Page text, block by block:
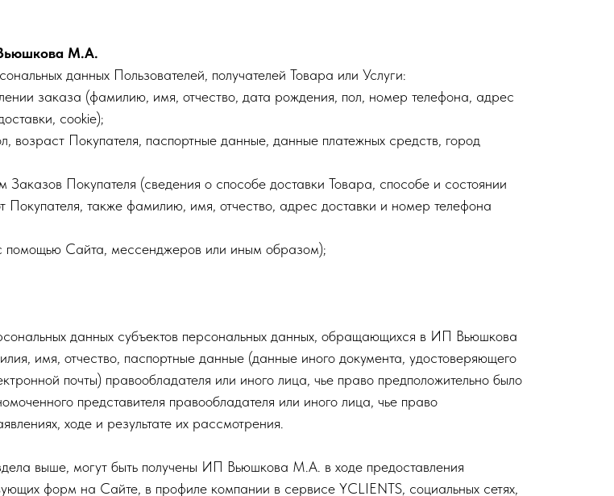
М.А.
данных Пользователей, получателей Товара или Услуги:
заказа (фамилию, имя, отчество, дата рождения, пол, номер телефона, адрес
cookie);
возраст Покупателя, паспортные данные, данные платежных средств, город
Покупателя (сведения о способе доставки Товара, способе и состоянии
Покупателя, также фамилию, имя, отчество, адрес доставки и номер телефона
помощью Сайта, мессенджеров или иным образом);
данных субъектов персональных данных, обращающихся в ИП Вьюшкова
имя, отчество, паспортные данные (данные иного документа, удостоверяющего
почты) правообладателя или иного лица, чье право предположительно было
представителя правообладателя или иного лица, чье право
ходе и результате их рассмотрения.
выше, могут быть получены ИП Вьюшкова М.А. в ходе предоставления
форм на Сайте, в профиле компании в сервисе YCLIENTS, социальных сетях,